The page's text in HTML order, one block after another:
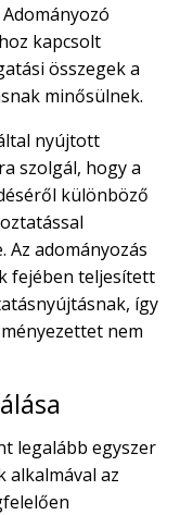
kapcsolt
összegek a
minősülnek.
nyújtott
szolgál, hogy a
különböző
Az adományozás
fejében teljesített
így
nem
legalább egyszer
alkalmával az